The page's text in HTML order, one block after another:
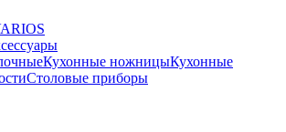
Кухонные ножницыКухонные
Столовые приборы